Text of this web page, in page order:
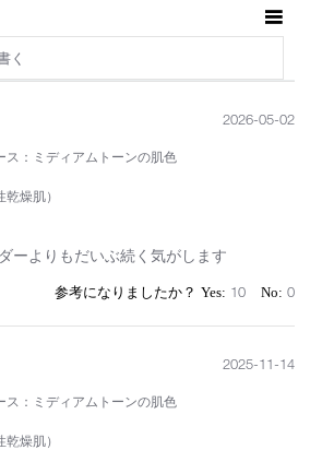
く
ス：ミディアムトーンの肌色
燥肌）
ーよりもだいぶ続く気がします
2026-05-02
10 0
ス：ミディアムトーンの肌色
燥肌）
2025-11-14